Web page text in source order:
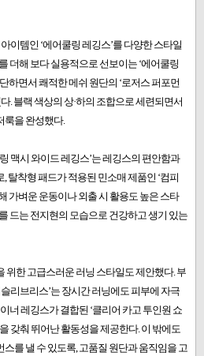
이템인 ‘에어쿨링 레깅스’를 다양한 스타일
더해 보다 실용적으로 선보이는 ‘에어쿨링
하면서 쾌적한 메쉬 원단의 ‘로저스 퍼포먼
. 블랙 색상의 상·하의 조합으로 세련되면서
룩을 완성했다.
맥시 와이드 레깅스’는 레깅스의 편안함과
탈착형 패드가 적용된 민소매 제품인 ‘컴피
가벼운 운동이나 외출 시 활용도 높은 스타
드는 전지현의 모습으로 건강하고 생기 있는
위한 고급스러운 러닝 스타일도 제안했다. 부
리브리스’는 장시간 러닝에도 피부에 자극
너 레깅스가 결합된 ‘클리어 카고 투인원 쇼
갖춰 뛰어난 활동성을 제공한다. 이 밖에도
를 낼 수 있도록, 고품질 원단과 움직임을 고